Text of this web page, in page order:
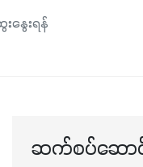
နှံစားသီးနှံများ၊ပဲအမ
အားလုံးမှာ အသုံးပြု
နွေးရန်
ဆက်စပ်ဆောင်း